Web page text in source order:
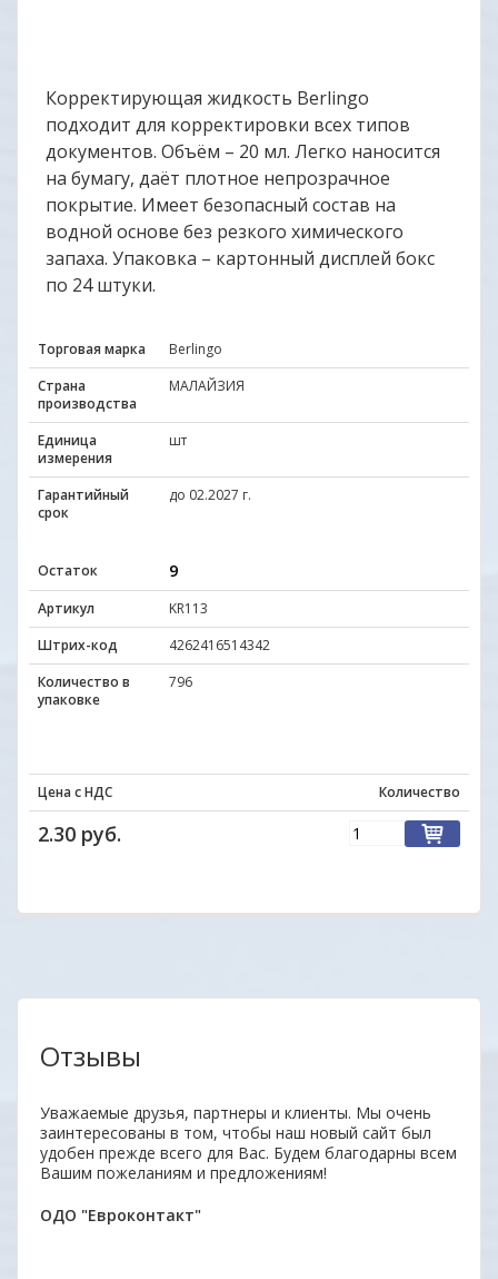
Корректирующая жидкость Berlingo
подходит для корректировки всех типов
документов. Объём – 20 мл. Легко наносится
на бумагу, даёт плотное непрозрачное
покрытие. Имеет безопасный состав на
водной основе без резкого химического
запаха. Упаковка – картонный дисплей бокс
по 24 штуки.
Торговая марка
Berlingo
Страна
производства
МАЛАЙЗИЯ
Единица
измерения
шт
Гарантийный
срок
до 02.2027 г.
Остаток 9
Артикул
KR113
Штрих-код
4262416514342
Количество в
упаковке
796
Цена с НДС Количество
2.30 руб.
Отзывы
Уважаемые друзья, партнеры и клиенты. Мы очень
заинтересованы в том, чтобы наш новый сайт был
удобен прежде всего для Вас. Будем благодарны всем
Вашим пожеланиям и предложениям!
ОДО "Евроконтакт"